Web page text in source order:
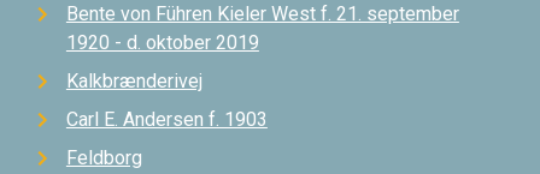
Bente von Führen Kieler West f. 21. september
1920 - d. oktober 2019
Kalkbrænderivej
Carl E. Andersen f. 1903
Feldborg